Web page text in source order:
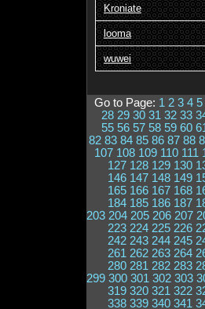
Kroniate
looma
wuwei
Go to Page: 1 2 3 4 5
28 29 30 31 32 33
55 56 57 58 59 60 61
82 83 84 85 86 87 88
107 108 109 110 111
127 128 129 130
146 147 148 149
165 166 167 168
184 185 186 187
203 204 205 206 207
223 224 225 226
242 243 244 245
261 262 263 264
280 281 282 283
299 300 301 302 303
319 320 321 322
338 339 340 341